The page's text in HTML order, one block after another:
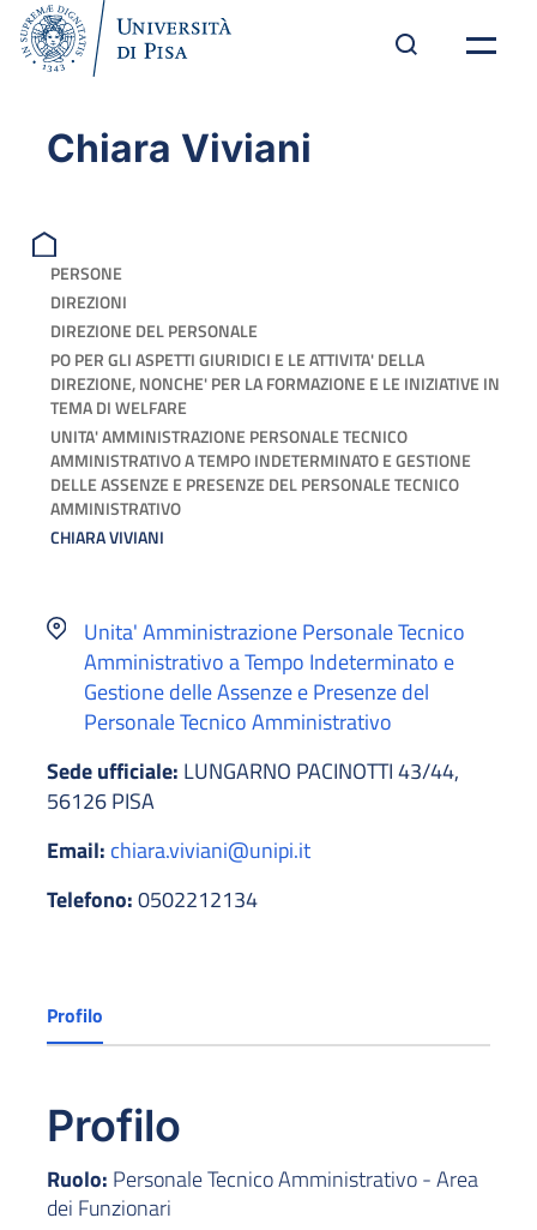
Chiara Viviani
PERSONE
DIREZIONI
DIREZIONE DEL PERSONALE
PO PER GLI ASPETTI GIURIDICI E LE ATTIVITA' DELLA
DIREZIONE, NONCHE' PER LA FORMAZIONE E LE INIZIATIVE IN
TEMA DI WELFARE
UNITA' AMMINISTRAZIONE PERSONALE TECNICO
AMMINISTRATIVO A TEMPO INDETERMINATO E GESTIONE
DELLE ASSENZE E PRESENZE DEL PERSONALE TECNICO
AMMINISTRATIVO
CHIARA VIVIANI
Unita' Amministrazione Personale Tecnico
Amministrativo a Tempo Indeterminato e
Gestione delle Assenze e Presenze del
Personale Tecnico Amministrativo
Sede ufficiale: LUNGARNO PACINOTTI 43/44,
56126 PISA
Email: chiara.viviani@unipi.it
Telefono:0502212134
Profilo
Profilo
Ruolo: Personale Tecnico Amministrativo - Area
dei Funzionari